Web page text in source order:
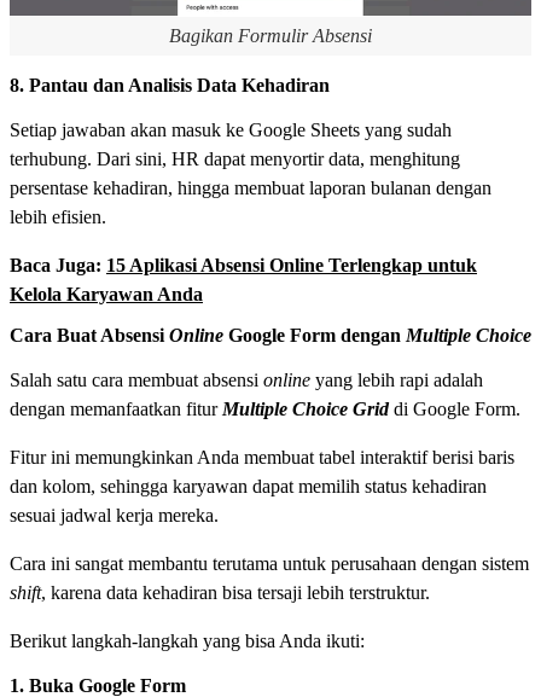
Bagikan Formulir Absensi
8. Pantau dan Analisis Data Kehadiran
Setiap jawaban akan masuk ke Google Sheets yang sudah
terhubung. Dari sini, HR dapat menyortir data, menghitung
persentase kehadiran, hingga membuat laporan bulanan dengan
lebih efisien.
Baca Juga: 15 Aplikasi Absensi Online Terlengkap untuk
Kelola Karyawan Anda
Cara Buat Absensi Online Google Form dengan Multiple Choice
Salah satu cara membuat absensi online yang lebih rapi adalah
dengan memanfaatkan fitur Multiple Choice Griddi Google Form.
Fitur ini memungkinkan Anda membuat tabel interaktif berisi baris
dan kolom, sehingga karyawan dapat memilih status kehadiran
sesuai jadwal kerja mereka.
Cara ini sangat membantu terutama untuk perusahaan dengan sistem
shift, karena data kehadiran bisa tersaji lebih terstruktur.
Berikut langkah-langkah yang bisa Anda ikuti:
1. Buka Google Form